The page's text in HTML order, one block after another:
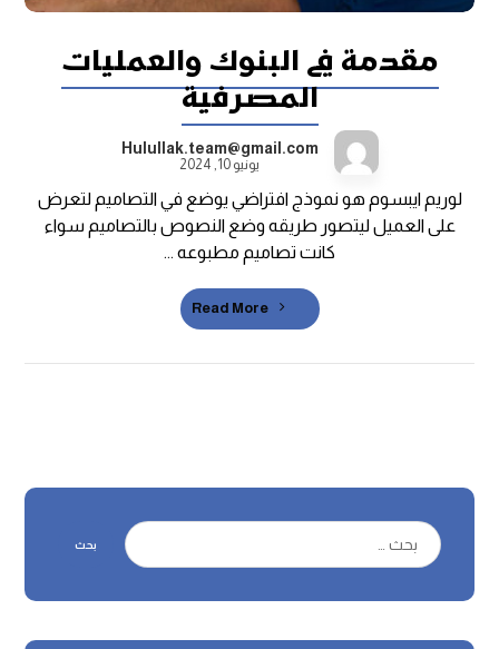
مقدمة في البنوك والعمليات
المصرفية
Hulullak.team@gmail.com
يونيو 10, 2024
لوريم ايبسوم هو نموذج افتراضي يوضع في التصاميم لتعرض
على العميل ليتصور طريقه وضع النصوص بالتصاميم سواء
كانت تصاميم مطبوعه ...
Read More
بحث